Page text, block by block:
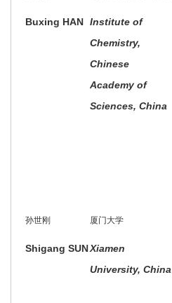
Buxing HAN Institute of
Chemistry,
Chinese
Academy of
Sciences, China
孙世刚
Shigang SUN
厦门大学
Xiamen
University, China